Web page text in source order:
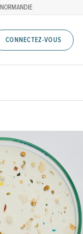
NORMANDIE
CONNECTEZ-VOUS